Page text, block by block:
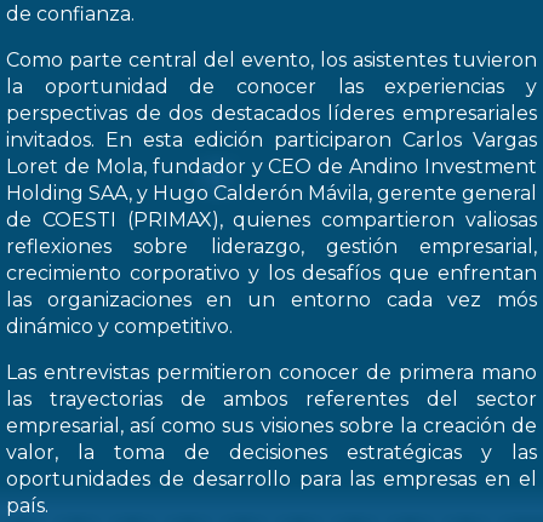
de confianza.
Como parte central del evento, los asistentes tuvieron
la oportunidad de conocer las experiencias y
perspectivas de dos destacados líderes empresariales
invitados. En esta edición participaron Carlos Vargas
Loret de Mola, fundador y CEO de Andino Investment
Holding SAA, y Hugo Calderón Mávila, gerente general
de COESTI (PRIMAX), quienes compartieron valiosas
reflexiones sobre liderazgo, gestión empresarial,
crecimiento corporativo y los desafíos que enfrentan
las organizaciones en un entorno cada vez mós
dinámico y competitivo.
Las entrevistas permitieron conocer de primera mano
las trayectorias de ambos referentes del sector
empresarial, así como sus visiones sobre la creación de
valor, la toma de decisiones estratégicas y las
oportunidades de desarrollo para las empresas en el
país.